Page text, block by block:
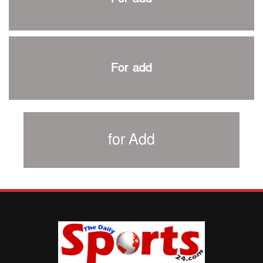
শান্ত-মুমিনুলদের ব্যাটে প্রথম দিন বাংলাদেশের
প্রচার বিমুখ এক ক্রীড়া অন্তপ্রাণ সংগঠক
সাফের হ্যাটট্রিক মিশনে থাইল্যান্ডের পথে আফঈদারা
বায়ার্নকে বিদায় করে ফাইনালে পিএসজি
আগামী বছর থেকে শিক্ষাক্ষেত্রে খেলাধুলা বাধ্যতামূলক করা হবে:
পাকিস্তানের বিপক্ষে টেস্টের আগে বাংলাদেশের প্রস্তুতি নিয়ে
আত্মবিশ্বাসী সিমন্স
For add
for Add